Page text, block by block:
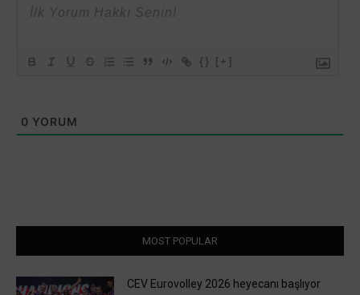
{} [+]
0 YORUM
MOST POPULAR
CEV Eurovolley 2026 heyecanı başlıyor